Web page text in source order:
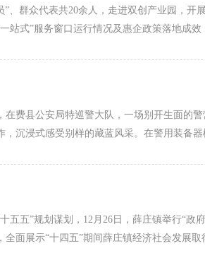
群众代表共20余人，走进双创产业园，开
站式”服务窗口运行情况及惠企政策落地成
费县公安局特巡警大队，一场别开生面的
沉浸式感受别样的藏蓝风采。在警用装备
五”规划谋划，12月26日，薛庄镇举行“政
面展示“十四五”期间薛庄镇经济社会发展